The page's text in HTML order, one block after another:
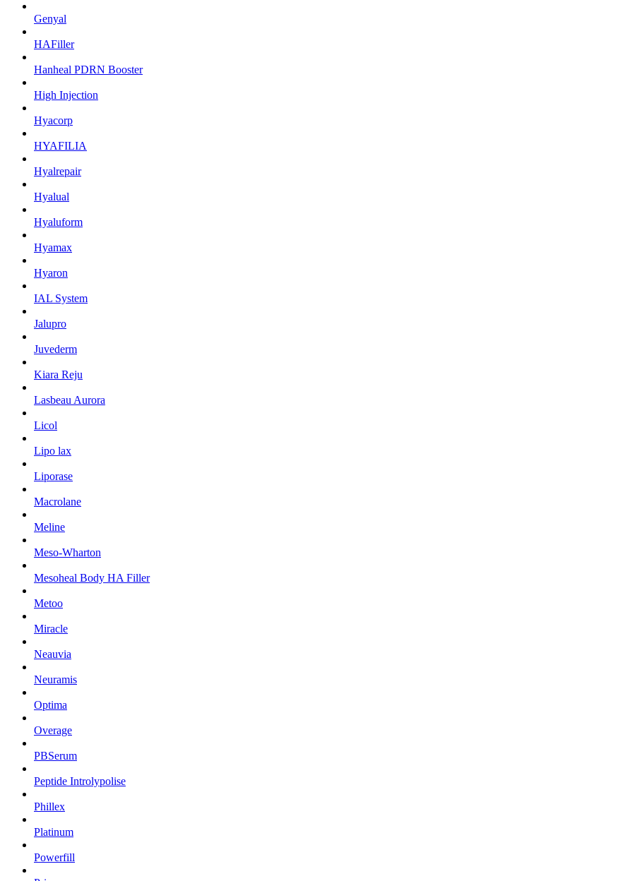
Genyal
HAFiller
Hanheal PDRN Booster
High Injection
Hyacorp
HYAFILIA
Hyalrepair
Hyalual
Hyaluform
Hyamax
Hyaron
IAL System
Jalupro
Juvederm
Kiara Reju
Lasbeau Aurora
Licol
Lipo lax
Liporase
Macrolane
Meline
Meso-Wharton
Mesoheal Body HA Filler
Metoo
Miracle
Neauvia
Neuramis
Optima
Overage
PBSerum
Peptide Introlypolise
Phillex
Platinum
Powerfill